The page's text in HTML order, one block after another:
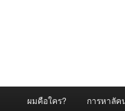
ผมคือใคร? การหาลั